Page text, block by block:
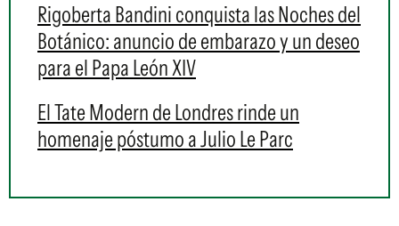
Rigoberta Bandini conquista las Noches del
Botánico: anuncio de embarazo y un deseo
para el Papa León XIV
El Tate Modern de Londres rinde un
homenaje póstumo a Julio Le Parc